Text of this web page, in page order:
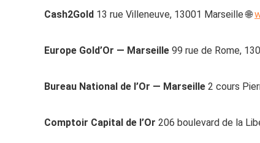
Cash2Gold 13 rue Villeneuve, 13001 Marseille 🌐
Europe Gold’Or — Marseille 99 rue de Rome,
Bureau National de l’Or — Marseille 2 cours
Comptoir Capital de l’Or 206 boulevard de la